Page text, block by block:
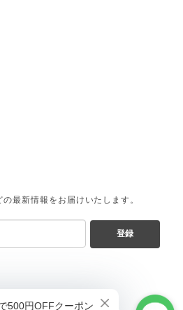
最新情報をお届けいたします。
登録